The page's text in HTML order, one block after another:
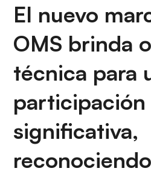
v
e
g
c
ó
n
El nuevo
OMS brinda
técnica para
participación
significativa,